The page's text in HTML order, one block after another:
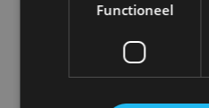
Functioneel